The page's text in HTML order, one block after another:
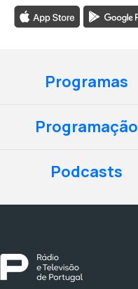
Programas
Programação
Podcasts